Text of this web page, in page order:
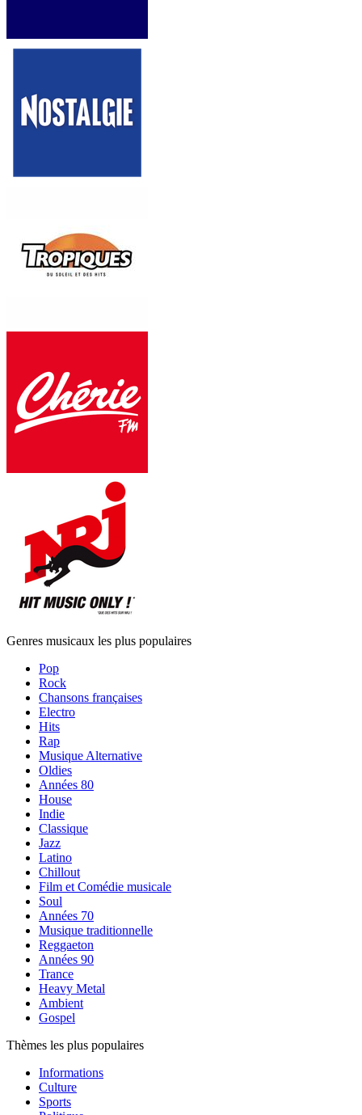
Genres musicaux les plus populaires
Pop
Rock
Chansons françaises
Electro
Hits
Rap
Musique Alternative
Oldies
Années 80
House
Indie
Classique
Jazz
Latino
Chillout
Film et Comédie musicale
Soul
Années 70
Musique traditionnelle
Reggaeton
Années 90
Trance
Heavy Metal
Ambient
Gospel
Thèmes les plus populaires
Informations
Culture
Sports